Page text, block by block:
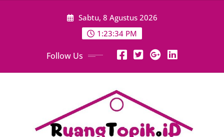
Sabtu, 8 Agustus 2026
1:23:35 PM
Follow Us